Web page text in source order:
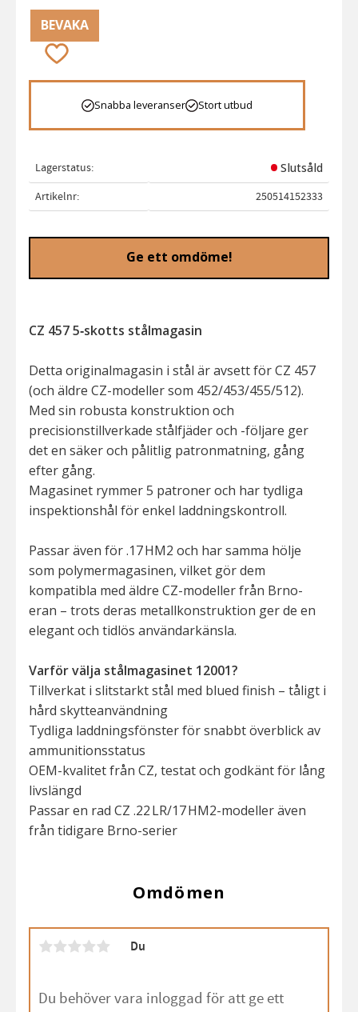
Lägg till i favoriter
BEVAKA
Snabba leveranser Stort utbud
Lagerstatus
Slutsåld
Artikelnr
250514152333
Ge ett omdöme!
CZ 457 5‑skotts stålmagasin
Detta originalmagasin i stål är avsett för CZ 457
(och äldre CZ-modeller som 452/453/455/512).
Med sin robusta konstruktion och
precisionstillverkade stålfjäder och -följare ger
det en säker och pålitlig patronmatning, gång
efter gång.
Magasinet rymmer 5 patroner och har tydliga
inspektionshål för enkel laddningskontroll.
Passar även för .17 HM2 och har samma hölje
som polymermagasinen, vilket gör dem
kompatibla med äldre CZ-modeller från Brno-
eran – trots deras metallkonstruktion ger de en
elegant och tidlös användarkänsla.
Varför välja stålmagasinet 12001?
Tillverkat i slitstarkt stål med blued finish – tåligt i
hård skytteanvändning
Tydliga laddningsfönster för snabbt överblick av
ammunitionsstatus
OEM-kvalitet från CZ, testat och godkänt för lång
livslängd
Passar en rad CZ .22 LR/17 HM2-modeller även
från tidigare Brno-serier
Omdömen
Du